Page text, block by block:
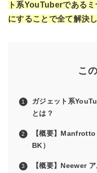
ト系YouTuberである
にすることで全て解決
こ
ガジェット系
とは？
【概要】
BK）
【概要】Neewer